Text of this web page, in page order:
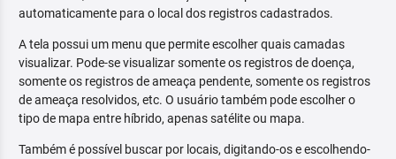
automaticamente para o local dos registros cadastrados.
A tela possui um menu que permite escolher quais camadas
visualizar. Pode-se visualizar somente os registros de doença,
somente os registros de ameaça pendente, somente os registros
de ameaça resolvidos, etc. O usuário também pode escolher o
tipo de mapa entre híbrido, apenas satélite ou mapa.
Também é possível buscar por locais, digitando-os e escolhendo-